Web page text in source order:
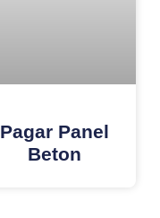
Pagar Panel
Beton